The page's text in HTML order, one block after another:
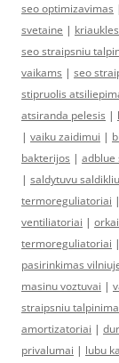
seo optimizavimas
svetaine | kriaukles
seo straipsniu
vaikams | seo
stipruolis
atsiranda pelesis |
| vaiku zaidimui |
bakterijos | adblue
| saldytuvu
termoreguliatoriai |
ventiliatoriai |
termoreguliatoriai |
pasirinkimas
masinu voztuvai |
straipsniu
amortizatoriai |
privalumai | lubu